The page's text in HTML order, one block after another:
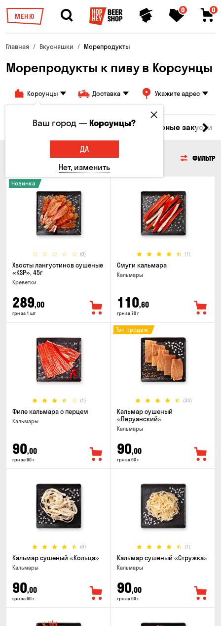
МЕНЮ
0 0
Главная Вкусняшки Морепродукты
Морепродукты к пиву в Корсунцы
Корсунцы Доставка Укажите адрес
Мясо Рыба Морепродукты Сырные закуски
МОРЕПРОДУКТЫ ФИЛЬТР
(0)
Новинка
Хвосты лангустинов сушеные
«KSP», 45г
Креветки
289,00
грн за 1 шт
(1)
Смуги кальмара
Кальмары
110,60
грн за 70 г
(1)
Филе кальмара с перцем
Кальмары
90,00
грн за 60 г
(34)
Топ продаж
Кальмар сушеный
«Перуанский»
Кальмары
90,00
грн за 60 г
(6)
Кальмар сушеный «Кольца»
Кальмары
90,00
грн за 60 г
(1)
Кальмар сушеный «Стружка»
Кальмары
90,00
грн за 60 г
Ваш город —Корсунцы?
ДА
Нет, изменить